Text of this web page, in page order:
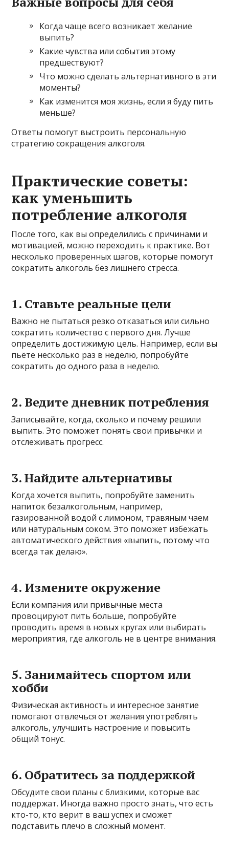
Когда чаще всего возникает желание
выпить?
Какие чувства или события этому
предшествуют?
Что можно сделать альтернативного в эти
моменты?
Как изменится моя жизнь, если я буду пить
меньше?
Ответы помогут выстроить персональную
стратегию сокращения алкоголя.
Практические советы:
как уменьшить
потребление алкоголя
После того, как вы определились с причинами и
мотивацией, можно переходить к практике. Вот
несколько проверенных шагов, которые помогут
сократить алкоголь без лишнего стресса.
1. Ставьте реальные цели
Важно не пытаться резко отказаться или сильно
сократить количество с первого дня. Лучше
определить достижимую цель. Например, если вы
пьёте несколько раз в неделю, попробуйте
сократить до одного раза в неделю.
2. Ведите дневник потребления
Записывайте, когда, сколько и почему решили
выпить. Это поможет понять свои привычки и
отслеживать прогресс.
3. Найдите альтернативы
Когда хочется выпить, попробуйте заменить
напиток безалкогольным, например,
газированной водой с лимоном, травяным чаем
или натуральным соком. Это поможет избежать
автоматического действия «выпить, потому что
всегда так делаю».
4. Измените окружение
Если компания или привычные места
провоцируют пить больше, попробуйте
проводить время в новых кругах или выбирать
мероприятия, где алкоголь не в центре внимания.
5. Занимайтесь спортом или
хобби
Физическая активность и интересное занятие
помогают отвлечься от желания употреблять
алкоголь, улучшить настроение и повысить
общий тонус.
6. Обратитесь за поддержкой
Обсудите свои планы с близкими, которые вас
поддержат. Иногда важно просто знать, что есть
кто-то, кто верит в ваш успех и сможет
подставить плечо в сложный момент.